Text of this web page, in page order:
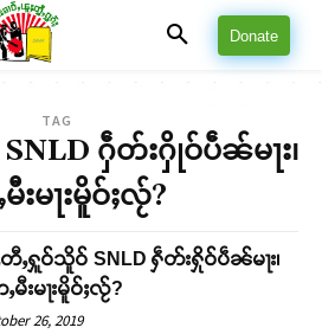
Donate
TAG
ႁဵတ်းႁိုဝ်ပဵၼ်မႃး၊
းမႃးမိူဝ်ႈလႂ်?
တီႇႁူဝ်သိူဝ် SNLD ႁဵတ်းႁိုဝ်ပဵၼ်မႃး၊
မီးမႃးမိူဝ်ႈလႂ်?
26, 2019